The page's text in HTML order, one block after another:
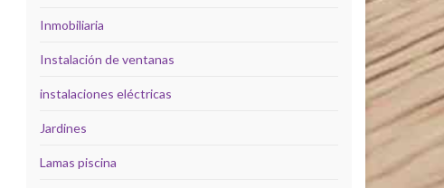
Inmobiliaria
Instalación de ventanas
instalaciones eléctricas
Jardines
Lamas piscina